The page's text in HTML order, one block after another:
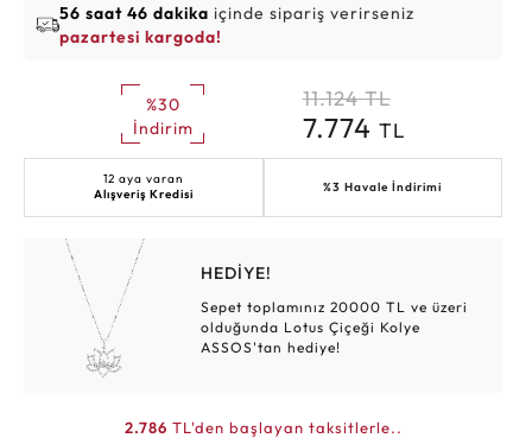
56 saat 46 dakika içinde sipariş verirseniz
pazartesi kargoda!
%30
İndirim
11.124 TL
7.774 TL
12 aya varan
Alışveriş Kredisi
%3 Havale İndirimi
HEDİYE!
Sepet toplamınız 20000 TL ve üzeri
olduğunda Lotus Çiçeği Kolye
ASSOS'tan hediye!
2.786 TL'den başlayan taksitlerle..